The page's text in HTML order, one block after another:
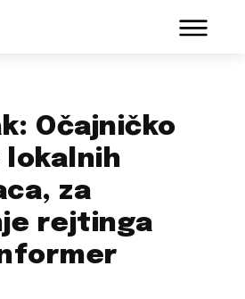
Očajničko
lokalnih
za
rejtinga